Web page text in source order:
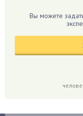
Гладиолусы
Вы можете